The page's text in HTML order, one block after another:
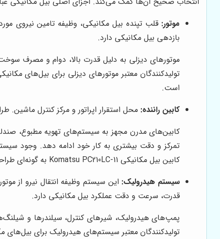
موتور: قلب تپنده بیل مکانیکی، وظیفه تامین نیروی
بازدهی بیل مکانیکی دارد.
است.
کابین راننده: محل استقرار اپراتور و مرکز کنترل ماشین.
کابین‌های مدرن مجهز به سیستم‌های تهویه مطبوع،
تمرکز و دقت بیشتری به کار خود ادامه دهد. وجود
کابین بیل مکانیکی Komatsu PC210LC-11 به گونه‌ای طراحی شده است که دید 360 درجه را برای اپراتور فراهم می‌کند.
سیستم هیدرولیک: این سیستم وظیفه انتقال نیرو از
قدرت، سرعت و دقت عملکرد بیل مکانیکی دارد.